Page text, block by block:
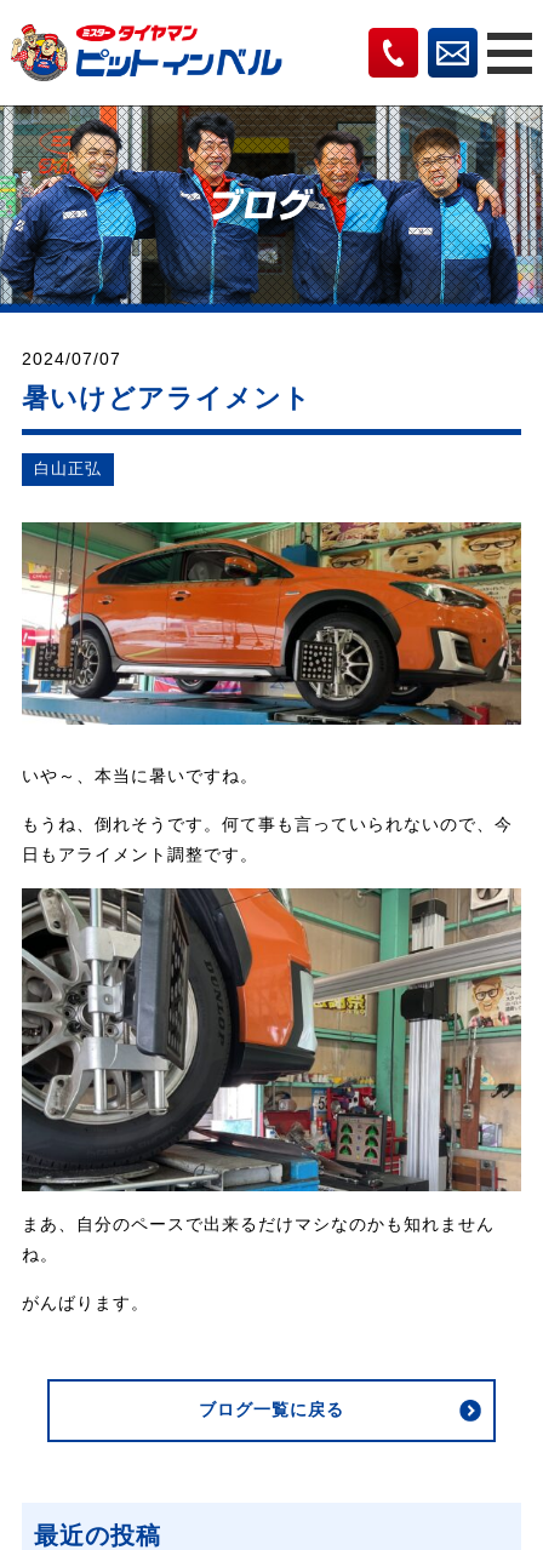
2024/07/07
暑いけどアライメント
⽩⼭正弘
いや～、本当に暑いですね。
もうね、倒れそうです。何て事も言っていられないので、今
日もアライメント調整です。
まあ、自分のペースで出来るだけマシなのかも知れません
ね。
がんばります。
ブログ一覧に戻る
最近の投稿